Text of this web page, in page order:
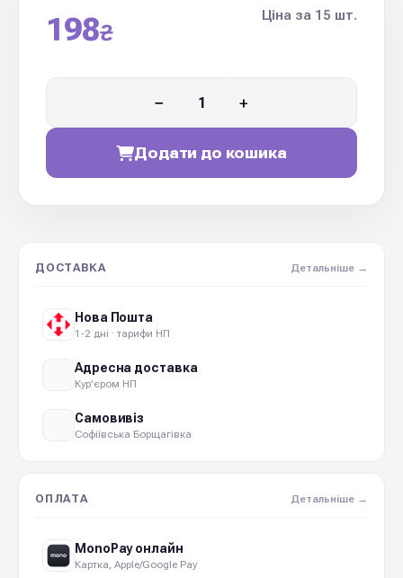
198₴
Ціна за 15 шт.
− +
Додати до кошика
ДОСТАВКА Детальніше →
Нова Пошта
1-2 дні · тарифи НП
Адресна доставка
Кур'єром НП
Самовивіз
Софіївська Борщагівка
ОПЛАТА Детальніше →
MonoPay онлайн
Картка, Apple/Google Pay